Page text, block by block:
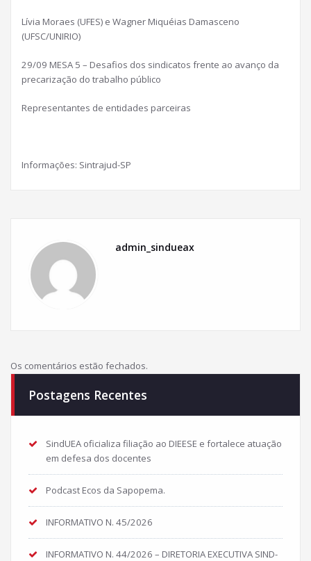
Lívia Moraes (UFES) e Wagner Miquéias Damasceno
(UFSC/UNIRIO)
29/09 MESA 5 – Desafios dos sindicatos frente ao avanço da
precarização do trabalho público
Representantes de entidades parceiras
Informações: Sintrajud-SP
admin_sindueax
Os comentários estão fechados.
Postagens Recentes
SindUEA oficializa filiação ao DIEESE e fortalece atuação
em defesa dos docentes
Podcast Ecos da Sapopema.
INFORMATIVO N. 45/2026
INFORMATIVO N. 44/2026 – DIRETORIA EXECUTIVA SIND-